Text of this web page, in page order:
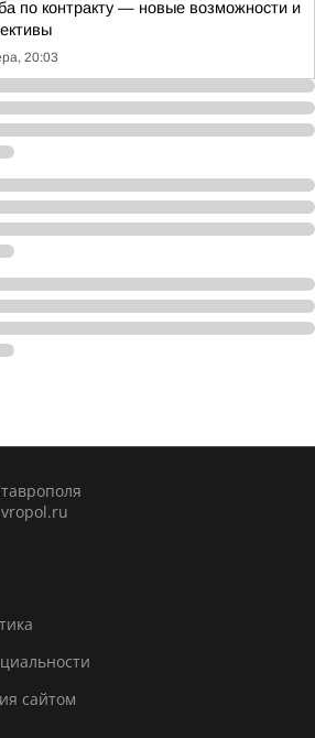
по контракту — новые возможности и
20:03
сайтом